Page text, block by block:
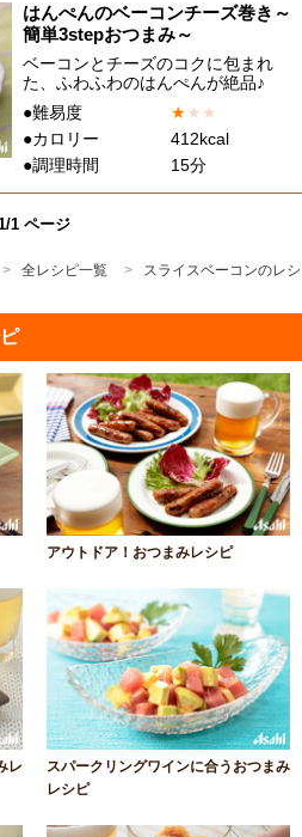
はんぺんのベーコンチーズ巻き～
簡単3stepおつまみ～
ベーコンとチーズのコクに包まれ
た、ふわふわのはんぺんが絶品♪
●難易度
★★ ★
●カロリー
412kcal
●調理時間
15分
1 ページ
全レシピ一覧 スライスベーコンのレ
アウトドア！おつまみレシピ
レ
スパークリングワインに合うおつまみ
レシピ